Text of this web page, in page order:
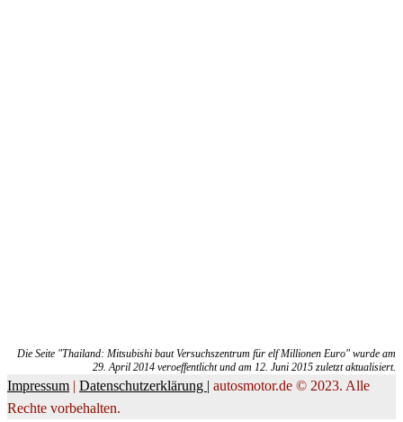
Die Seite "Thailand: Mitsubishi baut Versuchszentrum für elf Millionen Euro" wurde am
29. April 2014 veroeffentlicht und am 12. Juni 2015 zuletzt aktualisiert.
Impressum | Datenschutzerklärung | autosmotor.de © 2023. Alle
Rechte vorbehalten.